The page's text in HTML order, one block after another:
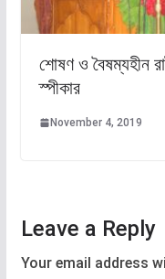
শোষণ ও বৈষম্যহীন
স্পীকার
November 4, 2019
Leave a Reply
Your email address